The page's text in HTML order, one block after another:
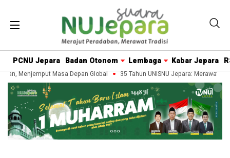
PCNU Jepara Badan Otonom Lembaga Kabar Jepara
Menjemput Masa Depan Global 35 Tahun UNISNU Jepara: Merawat